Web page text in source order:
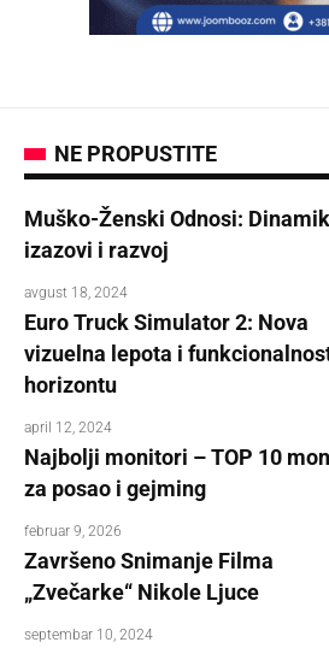
NE PROPUSTITE
Muško-Ženski Odnosi:
izazovi i razvoj
avgust 18, 2024
Euro Truck Simulator 2: Nova
vizuelna lepota i
horizontu
april 12, 2024
Najbolji monitori – TOP 10
za posao i gejming
februar 9, 2026
Završeno Snimanje Filma
„Zvečarke“ Nikole Ljuce
septembar 10, 2024